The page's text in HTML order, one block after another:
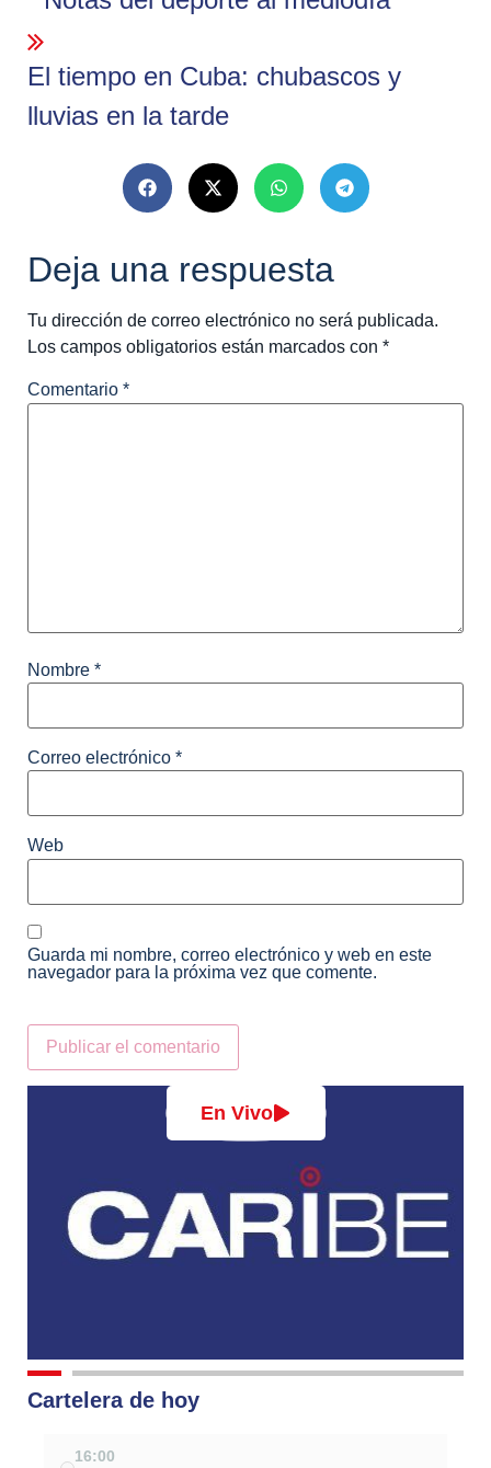
El tiempo en Cuba: chubascos y
lluvias en la tarde
Deja una respuesta
Tu dirección de correo electrónico no será publicada.
Los campos obligatorios están marcados con *
Comentario *
Nombre *
Correo electrónico *
Web
Guarda mi nombre, correo electrónico y web en este
navegador para la próxima vez que comente.
En Vivo
Cartelera de hoy
16:00